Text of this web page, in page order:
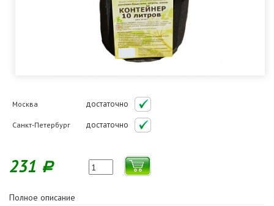
Москва достаточно
Санкт-Петербург достаточно
231 Р
Полное описание